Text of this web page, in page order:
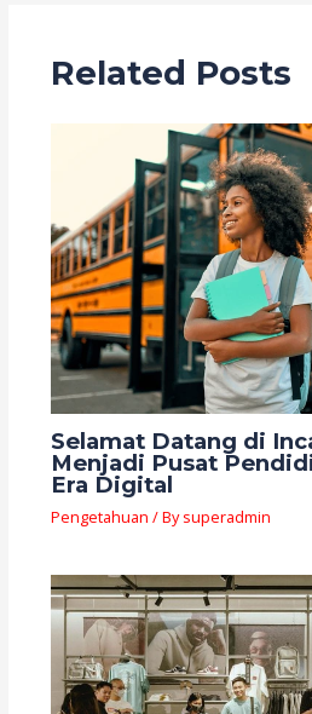
Related Posts
Selamat Datang di
Menjadi Pusat
Era Digital
Pengetahuan / Bysuperadmin